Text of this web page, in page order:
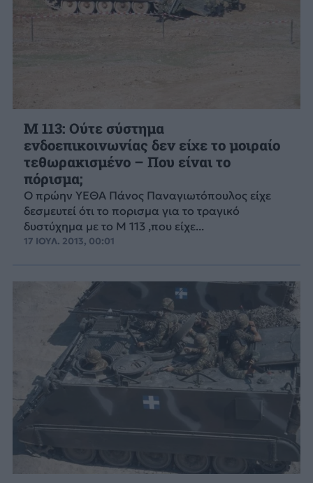
Μ 113: Oύτε σύστημα
ενδοεπικοινωνίας δεν είχε το μοιραίο
τεθωρακισμένο – Που είναι το
πόρισμα;
Ο πρώην ΥΕΘΑ Πάνος Παναγιωτόπουλος είχε
δεσμευτεί ότι το πορισμα για το τραγικό
δυστύχημα με το Μ 113 ,που είχε...
17 ΙΟΥΛ. 2013, 00:01